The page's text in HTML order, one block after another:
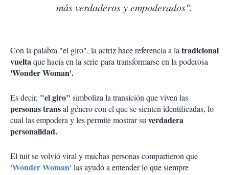
más verdaderos y empoderados".
Con la palabra "el giro", la actriz hace referencia a latradicional
vueltaque hacía en la serie para transformarse en la poderosa
'Wonder Woman'.
Es decir, "el giro" simboliza la transición que viven las
personas transal género con el que se sienten identificadas, lo
cual las empodera y les permite mostrar suverdadera
personalidad.
El tuit se volvió viral y muchas personas compartieron que
'Wonder Woman'las ayudó a entender lo que siempre